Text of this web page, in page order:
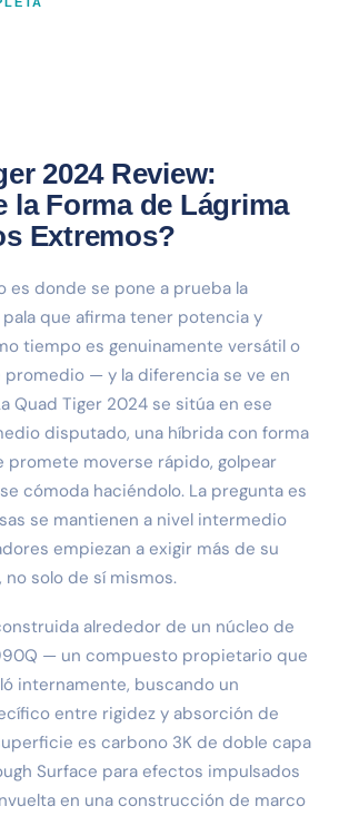
2024 Review:
la Forma de Lágrima
Extremos?
es donde se pone a prueba la
pala que afirma tener potencia y
tiempo es genuinamente versátil o
promedio — y la diferencia se ve en
Quad Tiger 2024 se sitúa en ese
disputado, una híbrida con forma
promete moverse rápido, golpear
cómoda haciéndolo. La pregunta es
se mantienen a nivel intermedio
empiezan a exigir más de su
solo de sí mismos.
alrededor de un núcleo de
— un compuesto propietario que
internamente, buscando un
entre rigidez y absorción de
es carbono 3K de doble capa
Surface para efectos impulsados
en una construcción de marco